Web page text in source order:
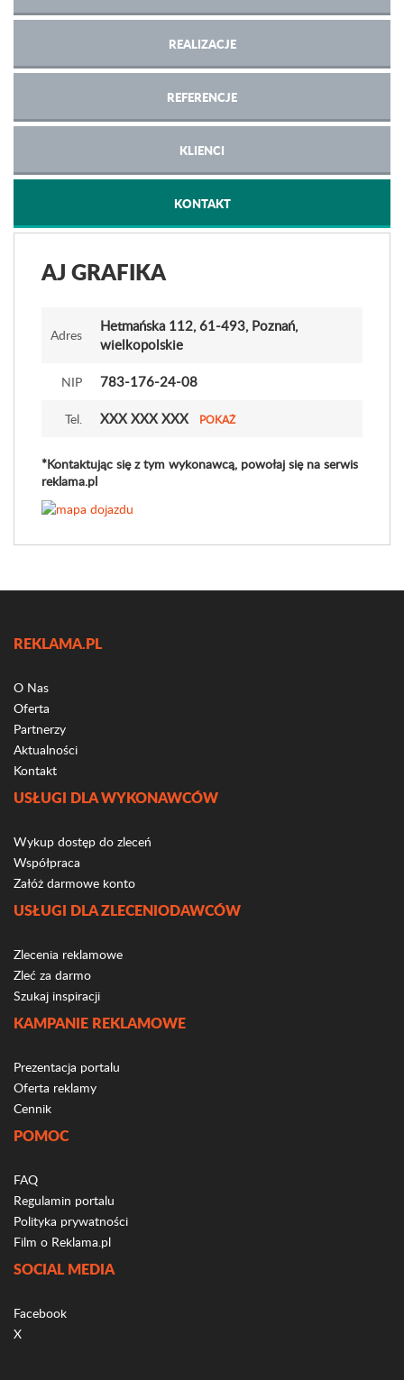
REALIZACJE
REFERENCJE
KLIENCI
KONTAKT
AJ GRAFIKA
Adres
Hetmańska 112, 61-493, Poznań,
wielkopolskie
NIP 783-176-24-08
Tel. XXX XXX XXX POKAŻ
*Kontaktując się z tym wykonawcą, powołaj się na serwis
reklama.pl
REKLAMA.PL
O Nas
Oferta
Partnerzy
Aktualności
Kontakt
USŁUGI DLA WYKONAWCÓW
Wykup dostęp do zleceń
Współpraca
Załóż darmowe konto
USŁUGI DLA ZLECENIODAWCÓW
Zlecenia reklamowe
Zleć za darmo
Szukaj inspiracji
KAMPANIE REKLAMOWE
Prezentacja portalu
Oferta reklamy
Cennik
POMOC
FAQ
Regulamin portalu
Polityka prywatności
Film o Reklama.pl
SOCIAL MEDIA
Facebook
X